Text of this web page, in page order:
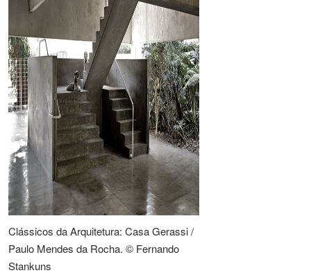
Clássicos da Arquitetura: Casa Gerassi /
Paulo Mendes da Rocha. © Fernando
Stankuns